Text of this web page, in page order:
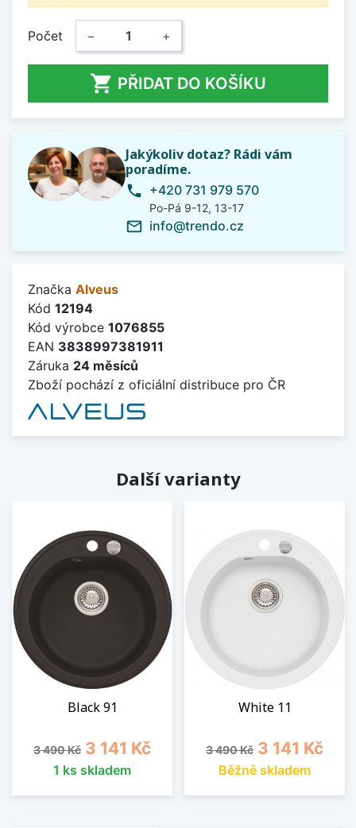
Počet − +
 PŘIDAT DO KOŠÍKU
Jakýkoliv dotaz? Rádi vám
poradíme.
phone +420 731 979 570
Po-Pá 9-12, 13-17
mail_outline info@trendo.cz
Značka Alveus
Kód 12194
Kód výrobce 1076855
EAN 3838997381911
Záruka 24 měsíců
Zboží pochází z oficiální distribuce pro ČR
Další varianty
Black 91
Běžná cena
3 490 Kč Cena
3 141 Kč
1 ks skladem
White 11
Běžná cena
3 490 Kč Cena
3 141 Kč
Běžně skladem